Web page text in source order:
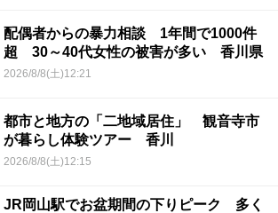
配偶者からの暴力相談 1年間で1000件
超 30～40代女性の被害が多い 香川県
2026/8/8(土)12:21
都市と地方の「二地域居住」 観音寺市
が暮らし体験ツアー 香川
2026/8/8(土)12:15
JR岡山駅でお盆期間の下りピーク 多く